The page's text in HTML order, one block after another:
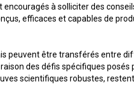
à solliciter des
efficaces et capables de
peuvent être transférés entre
des défis spécifiques posés
scientifiques robustes,